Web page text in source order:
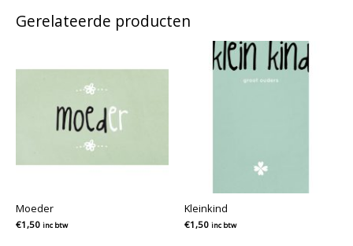
Gerelateerde producten
Moeder
€1,50 inc btw
Kleinkind
€1,50 inc btw